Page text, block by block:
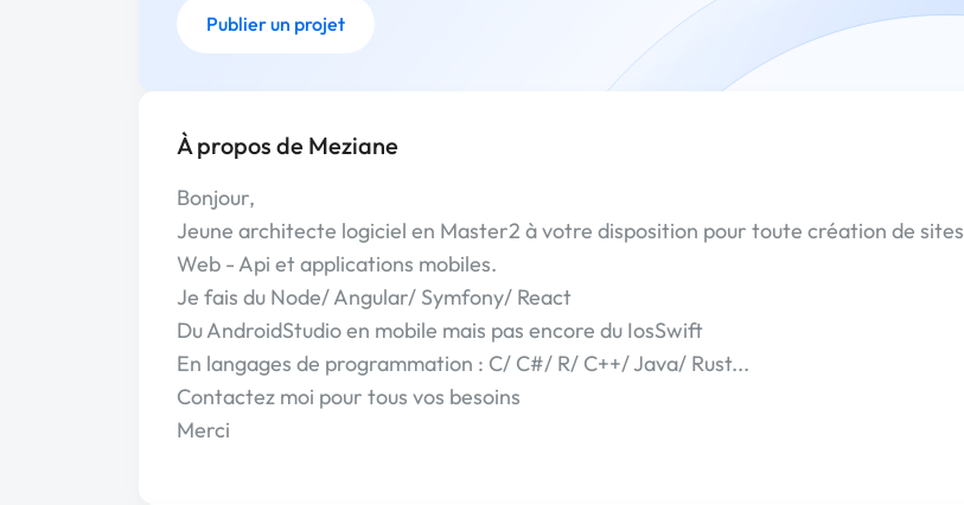
Publier un projet
À propos de Meziane
Bonjour,
Jeune architecte logiciel en Master2 à votre disposition pour toute création de sites
Web - Api et applications mobiles.
Je fais du Node/ Angular/ Symfony/ React
Du AndroidStudio en mobile mais pas encore du IosSwift
En langages de programmation : C/ C#/ R/ C++/ Java/ Rust...
Contactez moi pour tous vos besoins
Merci